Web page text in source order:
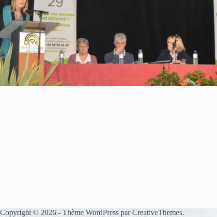
Copyright © 2026 - Thème WordPress parCreativeThemes.